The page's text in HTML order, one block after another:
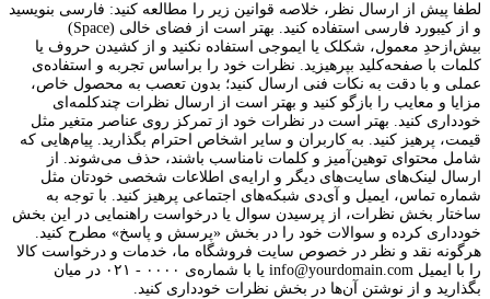
لطفا پیش از ارسال نظر، خلاصه قوانین زیر را مطالعه کنید: فارسی بنویسید
و از کیبورد فارسی استفاده کنید. بهتر است از فضای خالی (Space)
بیش‌از‌حدِ معمول، شکلک یا ایموجی استفاده نکنید و از کشیدن حروف یا
کلمات با صفحه‌کلید بپرهیزید. نظرات خود را براساس تجربه و استفاده‌ی
عملی و با دقت به نکات فنی ارسال کنید؛ بدون تعصب به محصول خاص،
مزایا و معایب را بازگو کنید و بهتر است از ارسال نظرات چندکلمه‌‌ای
خودداری کنید. بهتر است در نظرات خود از تمرکز روی عناصر متغیر مثل
قیمت، پرهیز کنید. به کاربران و سایر اشخاص احترام بگذارید. پیام‌هایی که
شامل محتوای توهین‌آمیز و کلمات نامناسب باشند، حذف می‌شوند. از
ارسال لینک‌های سایت‌های دیگر و ارایه‌ی اطلاعات شخصی خودتان مثل
شماره تماس، ایمیل و آی‌دی شبکه‌های اجتماعی پرهیز کنید. با توجه به
ساختار بخش نظرات، از پرسیدن سوال یا درخواست راهنمایی در این بخش
خودداری کرده و سوالات خود را در بخش «پرسش و پاسخ» مطرح کنید.
هرگونه نقد و نظر در خصوص سایت فروشگاه ما، خدمات و درخواست کالا
را با ایمیل info@yourdomain.com یا با شماره‌ی ۰۰۰۰ - ۰۲۱ در میان
بگذارید و از نوشتن آن‌ها در بخش نظرات خودداری کنید.